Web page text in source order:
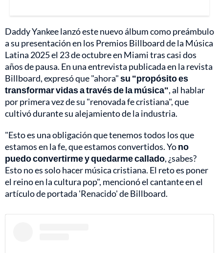
Daddy Yankee lanzó este nuevo álbum como preámbulo
a su presentación en los Premios Billboard de la Música
Latina 2025 el 23 de octubre en Miami tras casi dos
años de pausa. En una entrevista publicada en la revista
Billboard, expresó que "ahora"su "propósito es
transformar vidas a través de la música", al hablar
por primera vez de su "renovada fe cristiana", que
cultivó durante su alejamiento de la industria.
"Esto es una obligación que tenemos todos los que
estamos en la fe, que estamos convertidos. Yono
puedo convertirme y quedarme callado, ¿sabes?
Esto no es solo hacer música cristiana. El reto es poner
el reino en la cultura pop", mencionó el cantante en el
artículo de portada 'Renacido' de Billboard.